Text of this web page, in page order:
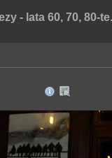
- lata 60, 70, 80-te.